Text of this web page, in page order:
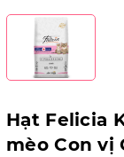
Hạt Felicia
mèo Con vị